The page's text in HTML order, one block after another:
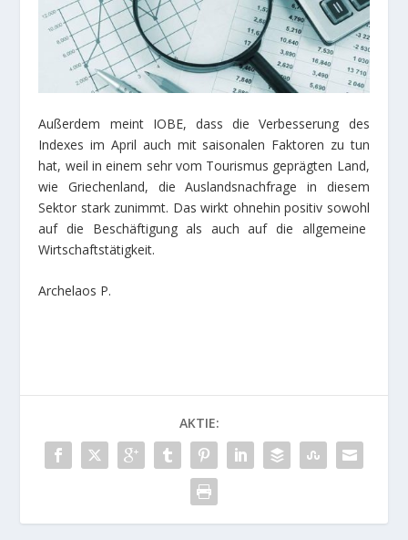
Außerdem meint IOBE, dass die Verbesserung des
Indexes im April auch mit saisonalen Faktoren zu tun
hat, weil in einem sehr vom Tourismus geprägten Land,
wie Griechenland, die Auslandsnachfrage in diesem
Sektor stark zunimmt. Das wirkt ohnehin positiv sowohl
auf die Beschäftigung als auch auf die allgemeine
Wirtschaftstätigkeit.
Archelaos P.
AKTIE: